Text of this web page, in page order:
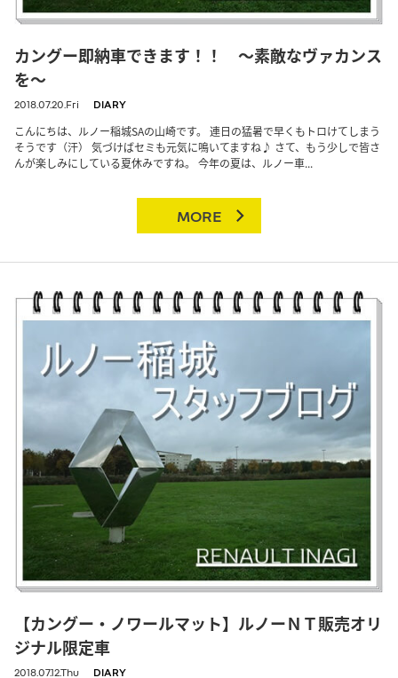
カングー即納車できます！！ ～素敵なヴァカンス
を～
2018.07.20.Fri DIARY
こんにちは、ルノー稲城SAの山崎です。 連日の猛暑で早くもトロけてしまう
そうです（汗） 気づけばセミも元気に鳴いてますね♪ さて、もう少しで皆さ
んが楽しみにしている夏休みですね。 今年の夏は、ルノー車...
MORE
【カングー・ノワールマット】ルノーＮＴ販売オリ
ジナル限定車
2018.07.12.Thu DIARY